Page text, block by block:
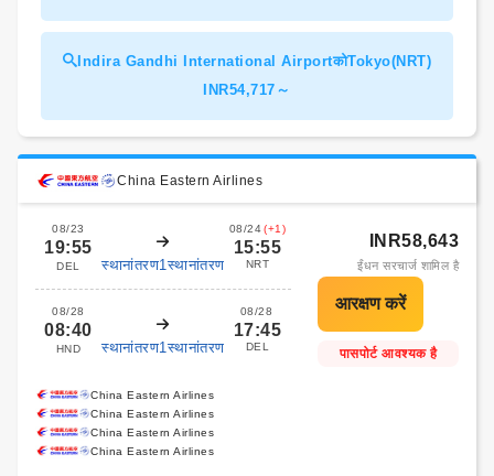
Indira Gandhi International AirportकोTokyo(NRT)
INR54,717～
China Eastern Airlines
08/23
19:55
DEL स्थानांतरण1स्थानांतरण
08/24 (+1)
15:55
NRT
08/28
08:40
HND स्थानांतरण1स्थानांतरण
08/28
17:45
DEL
INR58,643
ईंधन सरचार्ज शामिल है
पासपोर्ट आवश्यक है
China Eastern Airlines
China Eastern Airlines
China Eastern Airlines
China Eastern Airlines